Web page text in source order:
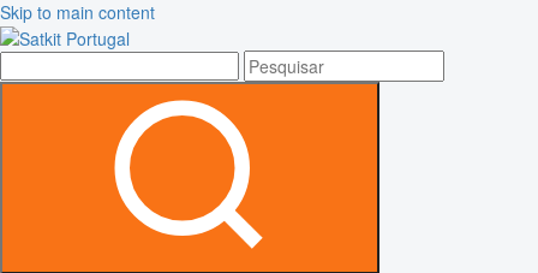
Skip to main content